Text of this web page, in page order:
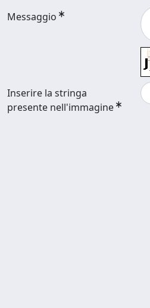
Messaggio
Inserire la stringa
presente nell'immagine